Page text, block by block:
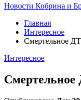
Новости Кобрина и
Главная
Интересное
Смертельное
Интересное
Смертельное